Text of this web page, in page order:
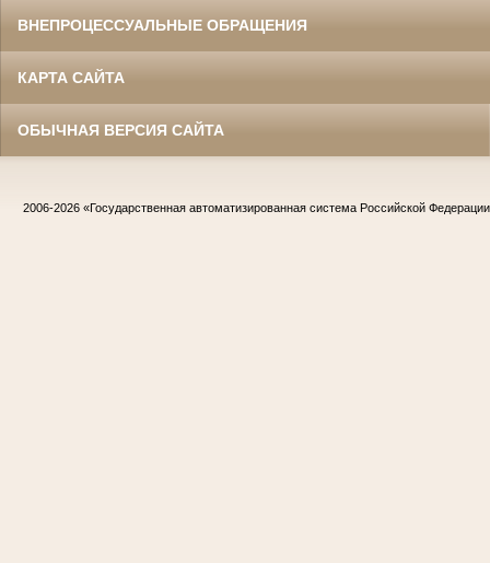
ВНЕПРОЦЕССУАЛЬНЫЕ ОБРАЩЕНИЯ
КАРТА САЙТА
ОБЫЧНАЯ ВЕРСИЯ САЙТА
2006-2026 «Государственная автоматизированная система Российской